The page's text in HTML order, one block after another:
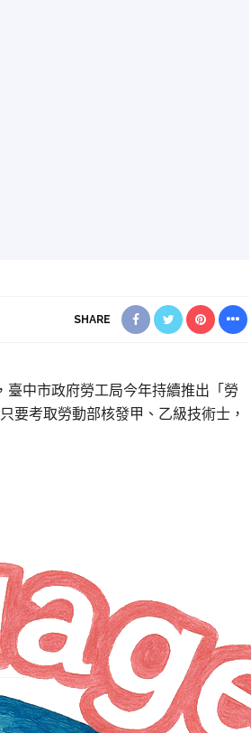
SHARE
臺中市政府勞工局今年持續推出「勞
要考取勞動部核發甲、乙級技術士，
NEXT ARTICLE